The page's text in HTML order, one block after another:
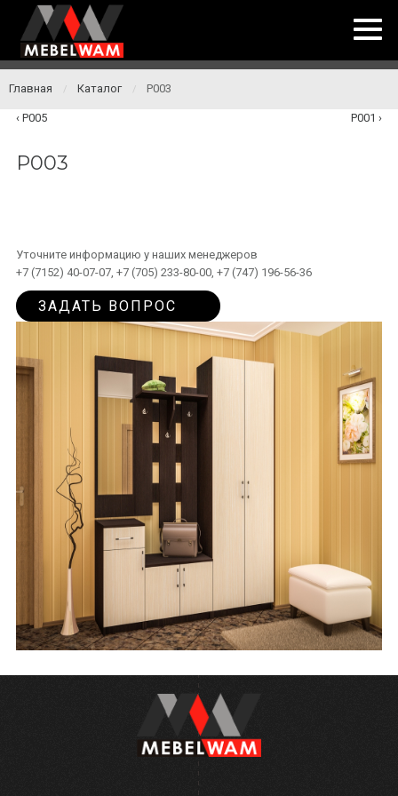
Главная / Каталог / P003
P005 P001
P003
Уточните информацию у наших менеджеров
+7 (7152) 40-07-07, +7 (705) 233-80-00, +7 (747) 196-56-36
ЗАДАТЬ ВОПРОС